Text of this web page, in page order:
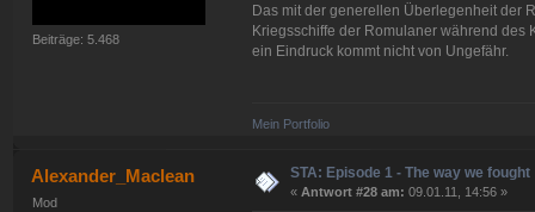
Beiträge: 5.468
Das mit der generellen Überlegenheit der
Kriegsschiffe der Romulaner während des
ein Eindruck kommt nicht von Ungefähr.
Mein Portfolio
Alexander_Maclean
Mod
STA: Episode 1 - The way we fought
« Antwort #28 am: 09.01.11, 14:56 »